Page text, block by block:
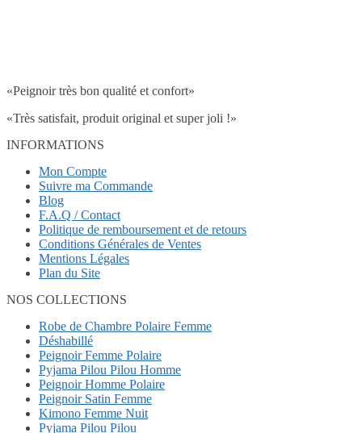
«Peignoir très bon qualité et confort»
«Très satisfait, produit original et super joli !»
INFORMATIONS
Mon Compte
Suivre ma Commande
Blog
F.A.Q / Contact
Politique de remboursement et de retours
Conditions Générales de Ventes
Mentions Légales
Plan du Site
NOS COLLECTIONS
Robe de Chambre Polaire Femme
Déshabillé
Peignoir Femme Polaire
Pyjama Pilou Pilou Homme
Peignoir Homme Polaire
Peignoir Satin Femme
Kimono Femme Nuit
Pyjama Pilou Pilou